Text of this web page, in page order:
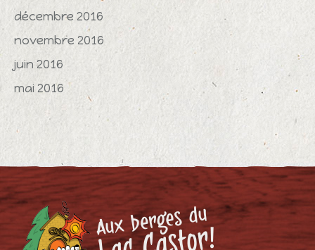
décembre 2016
novembre 2016
juin 2016
mai 2016